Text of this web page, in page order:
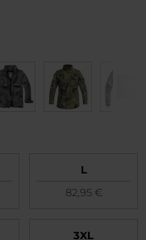
L
82,95 €
3XL